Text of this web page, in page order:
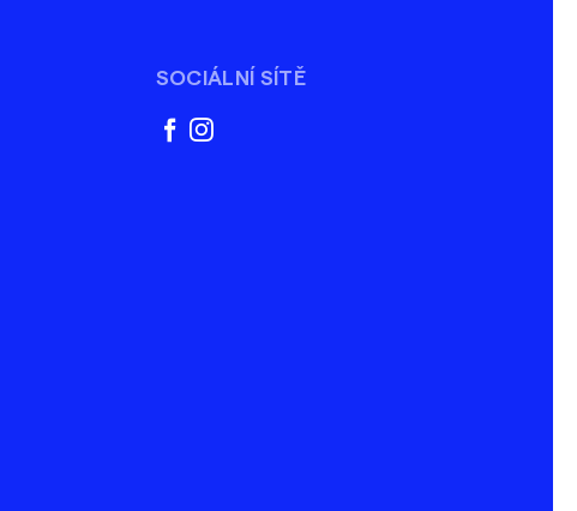
SOCIÁLNÍ SÍTĚ
facebook
instagram